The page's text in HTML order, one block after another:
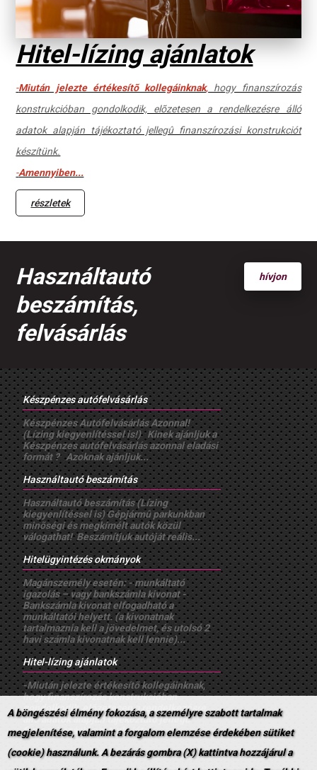
Hitel-lízing ajánlatok
-Miután jelezte értékesítõ kollegáinknak, hogy finanszírozás
konstrukcióban gondolkodik, elõzetesen a rendelkezésre álló
adatok alapján tájékoztató jellegû finanszírozási konstrukciót
készítünk.
-Amennyiben...
részletek
Használtautó
beszámítás,
felvásárlás
hívjon
Készpénzes autófelvásárlás
Készpénzes Autófelvásárlás Azonnal!
(Lízing kiegyenlítéssel is!) Kinek ajánljuk a
Készpénzes autófelvásárlás azonnal eladási
formát ? Azoknak ajánljuk...
Használtautó beszámítás
Használtautó beszámítás (Lízing
kiegyenlítéssel is) Gépjármû parkunkban
minõségi és megkímélt autók közül
válogathat! Beszámítjuk autóját reális...
Hitelügyintézés okmányok
Magánszemély esetén: - munkáltató
igazolás – vagy bankszámla kivonat -
Bankszámla kivonat elfogadható a
munkáltatói helyett. (a kivonatnak
tartalmaznia kell a jövedelmet, és utolsó 2
havi számla kivonatnak kell lennie)...
Hitel-lízing ajánlatok
-Miután jelezte értékesítõ kollegáinknak,
hogy finanszírozás konstrukcióban
gondolkodik, elõzetesen a rendelkezésre
álló adatok alapján tájékoztató jellegû
finanszírozási konstrukciót...
Adatvédelmi Tájékoztató
A böngészési élmény fokozása, a személyre szabott tartalmak
megjelenítése, valamint a forgalom elemzése érdekében sütiket
(cookie) használunk. A bezárás gombra (X) kattintva hozzájárul a